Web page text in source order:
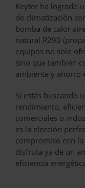
Keyter ha logrado
de climatización
bomba de calor
natural R290
equipos no solo
sino que también
ambiente y ahorro
Si estás buscando
rendimiento,
comerciales o
es la elección
compromiso con
disfruta ya de un
eficiencia